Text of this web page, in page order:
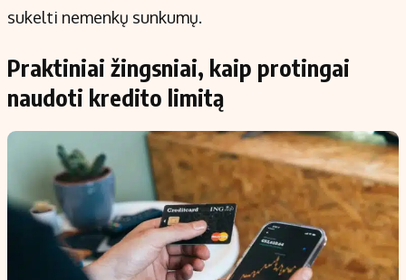
sukelti nemenkų sunkumų.
Praktiniai žingsniai, kaip protingai
naudoti kredito limitą